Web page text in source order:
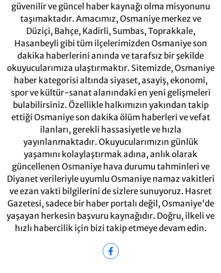
güvenilir ve güncel haber kaynağı olma misyonunu
taşımaktadır. Amacımız, Osmaniye merkez ve
Düziçi, Bahçe, Kadirli, Sumbas, Toprakkale,
Hasanbeyli gibi tüm ilçelerimizden Osmaniye son
dakika haberlerini anında ve tarafsız bir şekilde
okuyucularımıza ulaştırmaktır. Sitemizde, Osmaniye
haber kategorisi altında siyaset, asayiş, ekonomi,
spor ve kültür-sanat alanındaki en yeni gelişmeleri
bulabilirsiniz. Özellikle halkımızın yakından takip
ettiği Osmaniye son dakika ölüm haberleri ve vefat
ilanları, gerekli hassasiyetle ve hızla
yayınlanmaktadır. Okuyucularımızın günlük
yaşamını kolaylaştırmak adına, anlık olarak
güncellenen Osmaniye hava durumu tahminleri ve
Diyanet verileriyle uyumlu Osmaniye namaz vakitleri
ve ezan vakti bilgilerini de sizlere sunuyoruz. Hasret
Gazetesi, sadece bir haber portalı değil, Osmaniye'de
yaşayan herkesin başvuru kaynağıdır. Doğru, ilkeli ve
hızlı habercilik için bizi takip etmeye devam edin.